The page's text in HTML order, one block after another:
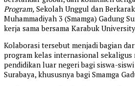
Program, Sekolah Unggul dan
Muhammadiyah 3 (Smamga) Gadung
kerja sama bersama Karabuk
Kolaborasi tersebut menjadi bagian
program kelas internasional sekaligus
pendidikan luar negeri bagi siswa-
Surabaya, khususnya bagi Smamga